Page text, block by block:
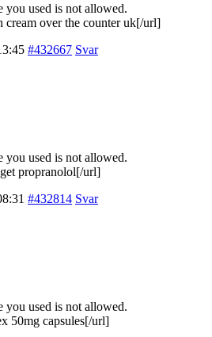
used is not allowed.
cream over the counter uk[/url]
#432667 Svar
used is not allowed.
propranolol[/url]
#432814 Svar
used is not allowed.
50mg capsules[/url]